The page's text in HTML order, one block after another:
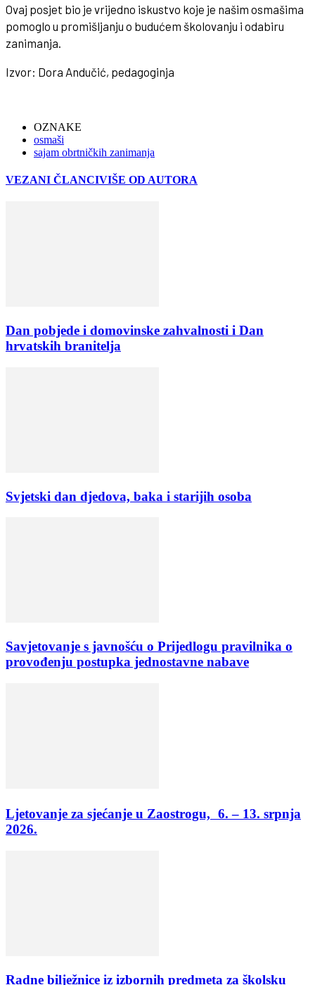
Ovaj posjet bio je vrijedno iskustvo koje je našim osmašima
pomoglo u promišljanju o budućem školovanju i odabiru
zanimanja.
Izvor: Dora Andučić, pedagoginja
OZNAKE
osmaši
sajam obrtničkih zanimanja
VEZANI ČLANCIVIŠE OD AUTORA
Dan pobjede i domovinske zahvalnosti i Dan
hrvatskih branitelja
Svjetski dan djedova, baka i starijih osoba
Savjetovanje s javnošću o Prijedlogu pravilnika o
provođenju postupka jednostavne nabave
Ljetovanje za sjećanje u Zaostrogu, 6. – 13. srpnja
2026.
Radne bilježnice iz izbornih predmeta za školsku